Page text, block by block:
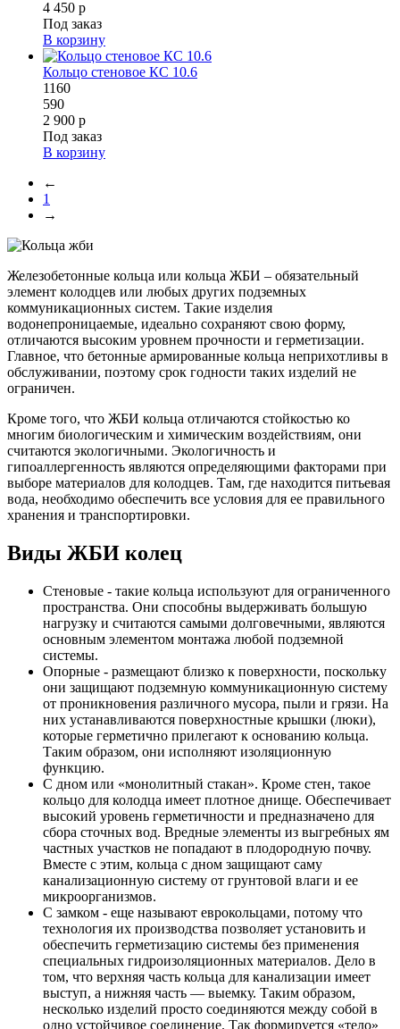
4 450 р
Под заказ
В корзину
Кольцо стеновое КС 10.6
1160
590
2 900 р
Под заказ
В корзину
←
1
→
Железобетонные кольца или кольца ЖБИ – обязательный
элемент колодцев или любых других подземных
коммуникационных систем. Такие изделия
водонепроницаемые, идеально сохраняют свою форму,
отличаются высоким уровнем прочности и герметизации.
Главное, что бетонные армированные кольца неприхотливы в
обслуживании, поэтому срок годности таких изделий не
ограничен.
Кроме того, что ЖБИ кольца отличаются стойкостью ко
многим биологическим и химическим воздействиям, они
считаются экологичными. Экологичность и
гипоаллергенность являются определяющими факторами при
выборе материалов для колодцев. Там, где находится питьевая
вода, необходимо обеспечить все условия для ее правильного
хранения и транспортировки.
Виды ЖБИ колец
Стеновые - такие кольца используют для ограниченного
пространства. Они способны выдерживать большую
нагрузку и считаются самыми долговечными, являются
основным элементом монтажа любой подземной
системы.
Опорные - размещают близко к поверхности, поскольку
они защищают подземную коммуникационную систему
от проникновения различного мусора, пыли и грязи. На
них устанавливаются поверхностные крышки (люки),
которые герметично прилегают к основанию кольца.
Таким образом, они исполняют изоляционную
функцию.
С дном или «монолитный стакан». Кроме стен, такое
кольцо для колодца имеет плотное днище. Обеспечивает
высокий уровень герметичности и предназначено для
сбора сточных вод. Вредные элементы из выгребных ям
частных участков не попадают в плодородную почву.
Вместе с этим, кольца с дном защищают саму
канализационную систему от грунтовой влаги и ее
микроорганизмов.
С замком - еще называют еврокольцами, потому что
технология их производства позволяет установить и
обеспечить герметизацию системы без применения
специальных гидроизоляционных материалов. Дело в
том, что верхняя часть кольца для канализации имеет
выступ, а нижняя часть — выемку. Таким образом,
несколько изделий просто соединяются между собой в
одно устойчивое соединение. Так формируется «тело»